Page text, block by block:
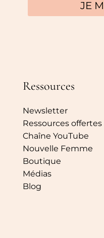
Ressources
Newsletter
Ressources offertes
Chaîne YouTube
Nouvelle Femme
Boutique
Médias
Blog